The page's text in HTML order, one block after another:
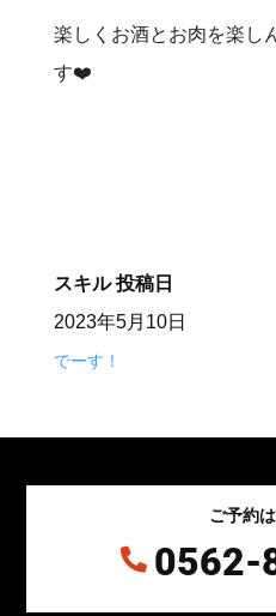
楽しくお酒とお肉を楽し
す❤️
スキル 投稿日
2023年5月10日
でーす！
ご予約
 0562-